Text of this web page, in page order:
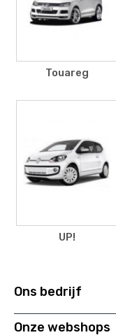
Touareg
UP!
Ons bedrijf
Onze webshops